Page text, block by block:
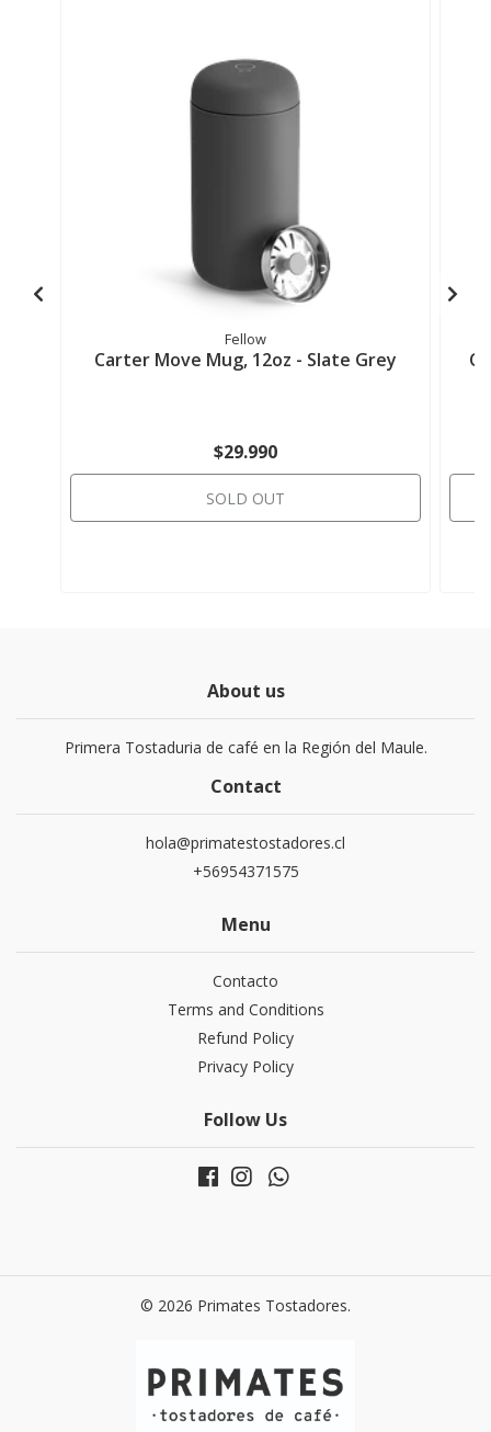
Fellow
Carter Move Mug, 12oz - Slate Grey
$29.990
SOLD OUT
About us
Primera Tostaduria de café en la Región del Maule.
Contact
hola@primatestostadores.cl
+56954371575
Menu
Contacto
Terms and Conditions
Refund Policy
Privacy Policy
Follow Us
© 2026 Primates Tostadores.